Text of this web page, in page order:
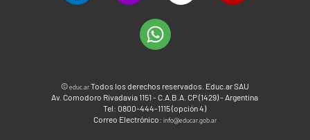
©educ.arTodos los derechos reservados. Educ.ar SAU
Av. Comodoro Rivadavia 1151 - C.A.B.A. CP (1429) - Argentina
Tel: 0800-444-1115 (opción 4)
Correo Electrónico: info@educar.gob.ar